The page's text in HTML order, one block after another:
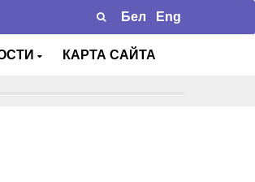
Бел Eng
КАРТА САЙТА